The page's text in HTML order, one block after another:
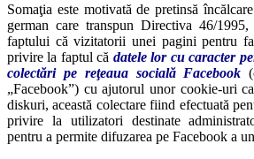
Somaţia este motivată de pretinsă
german care transpun Directiva 46/
faptului că vizitatorii unei pagini pentru
privire la faptul că datele lor cu caracter
colectări pe reţeaua socială Facebook
„Facebook”) cu ajutorul unor cookie-uri
diskuri, această colectare fiind efectuată
privire la utilizatori destinate
pentru a permite difuzarea pe Facebook a